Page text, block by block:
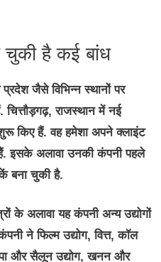
चुकी है कई बांध
जैसे विभिन्न स्थानों पर
राजस्थान में नई
शुरू किए हैं. वह हमेशा अपने क्लाइंट
इसके अलावा उनकी कंपनी पहले
बना चुकी है.
के अलावा यह कंपनी अन्य उद्योगों
ने फिल्म उद्योग, वित्त, कॉल
और सैलून उद्योग, खनन और